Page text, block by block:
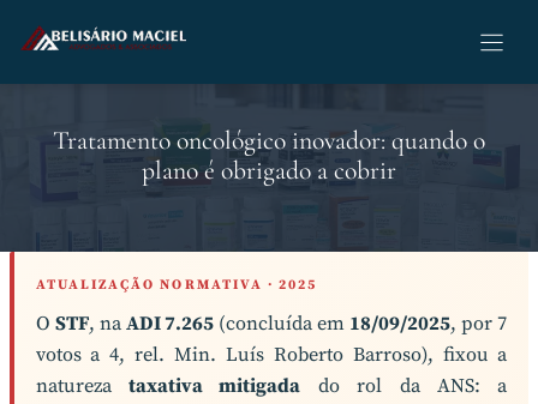
para
o
Tratamento oncológico inovador: quando o
plano é obrigado a cobrir
ATUALIZAÇÃO NORMATIVA · 2025
O STF, na ADI 7.265(concluída em 18/09/2025, por 7
votos a 4, rel. Min. Luís Roberto Barroso), fixou a
natureza taxativa mitigada do rol da ANS: a